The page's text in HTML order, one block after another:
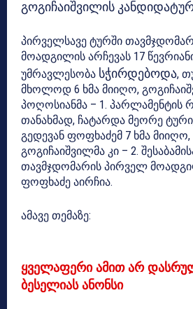
გოგიჩაიშვილის
პირველსავე ტურში
მოადგილის არჩევას 17
უმრავლესობა სჭირდებოდა,
მხოლოდ 6 ხმა მიიღო,
პოღოსიანმა – 1. პარლამენტის
თანახმად, ჩატარდა მეორე
გედევან ფოფხაძემ 7 ხმა
გოგიჩაიშვილმა კი – 2.
თავმჯდომარის პირველ
ფოფხაძე აირჩია.
ამავე თემაზე:
ყველაფერი ამით არ
ბესელიას ანონსი